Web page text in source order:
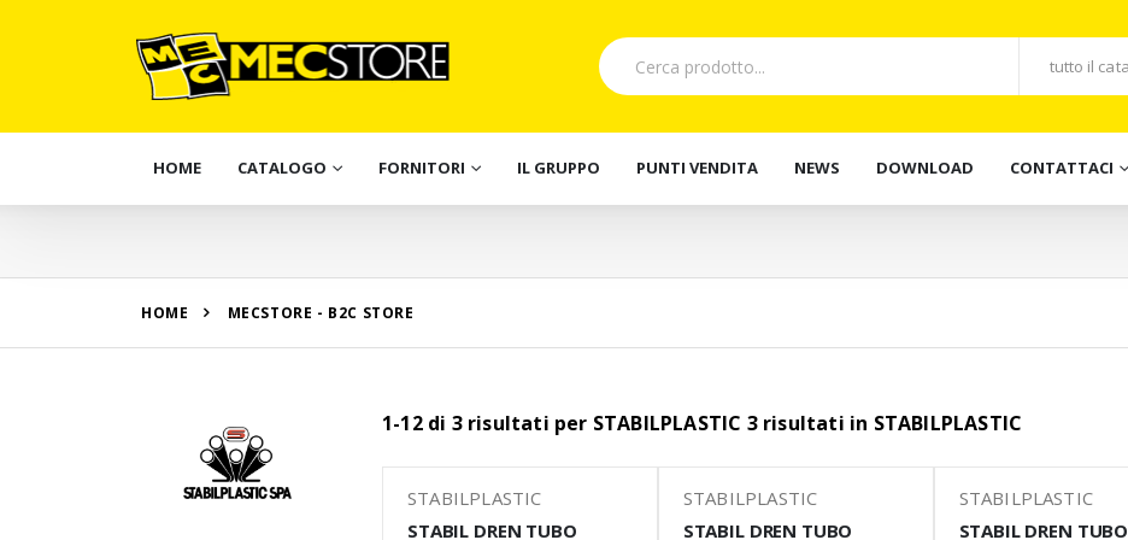
HOME CATALOGO FORNITORI IL GRUPPO PUNTI VENDITA NEWS DOWNLOAD CONTATTACI
HOME MECSTORE - B2C STORE
1-12 di 3 risultati per STABILPLASTIC 3 risultati in STABILPLASTIC
STABILPLASTIC
STABIL DREN TUBO
STABILPLASTIC
STABIL DREN TUBO
STABILPLASTIC
STABIL DREN TUBO